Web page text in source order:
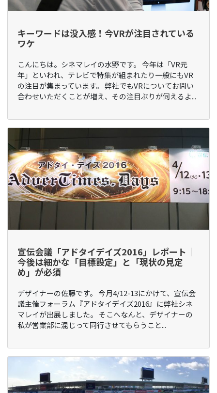
キーワードは没入感！今VRが注目されている
ワケ
こんにちは。シネマレイの水野です。 今年は「VR元
年」といわれ、テレビで特集が組まれたり一般にもVR
の注目が集まっています。 弊社でもVRについてお問い
合わせいただくことが増え、その注目ぶりが伺えるよ...
宣伝会議「アドタイデイズ2016」レポート│
今後は細かな「目標設定」と「現状の見定
め」が必須
デザイナーの佐藤です。 今月4/12-13にかけて、宣伝会
議主催フォーラム『アドタイデイズ2016』に弊社シネ
マレイが出展しました。 そこへなんと、デザイナーの
私が営業部に混じって同行させてもらうこと...